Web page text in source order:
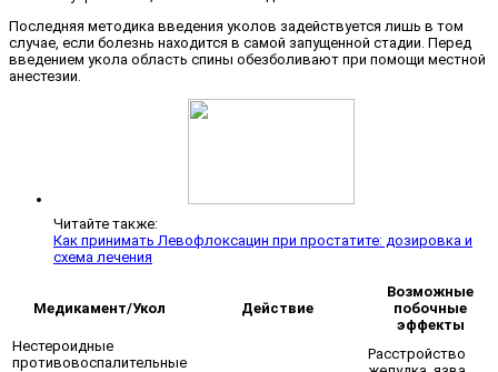
Последняя методика введения уколов задействуется лишь в том
случае, если болезнь находится в самой запущенной стадии. Перед
введением укола область спины обезболивают при помощи местной
анестезии.
Читайте также:
Как принимать Левофлоксацин при простатите: дозировка и
схема лечения
Медикамент/Укол Действие
Возможные
побочные
эффекты
Нестероидные
противовоспалительные
Расстройство